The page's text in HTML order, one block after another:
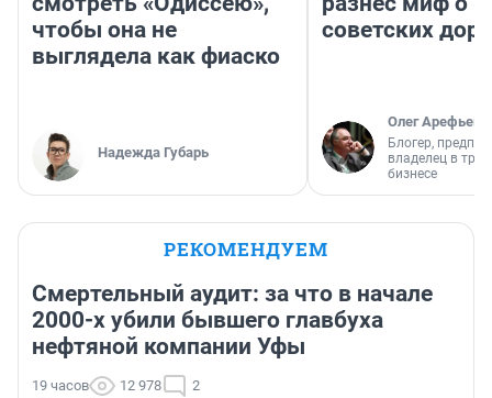
чтобы она не
выглядела как фиаско
Надежда Губарь
советских
Олег Арефьев
Блогер,
владелец в
бизнесе
РЕКОМЕНДУЕМ
Смертельный аудит: за что в начале
2000-х убили бывшего главбуха
нефтяной компании Уфы
19 часов 12 978 2